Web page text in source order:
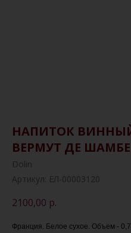
НАПИТОК
ВЕРМУТ ДЕ
Dolin
Артикул: ЕЛ-00003120
2100,00 р.
Франция. Белое сухое. Объем -